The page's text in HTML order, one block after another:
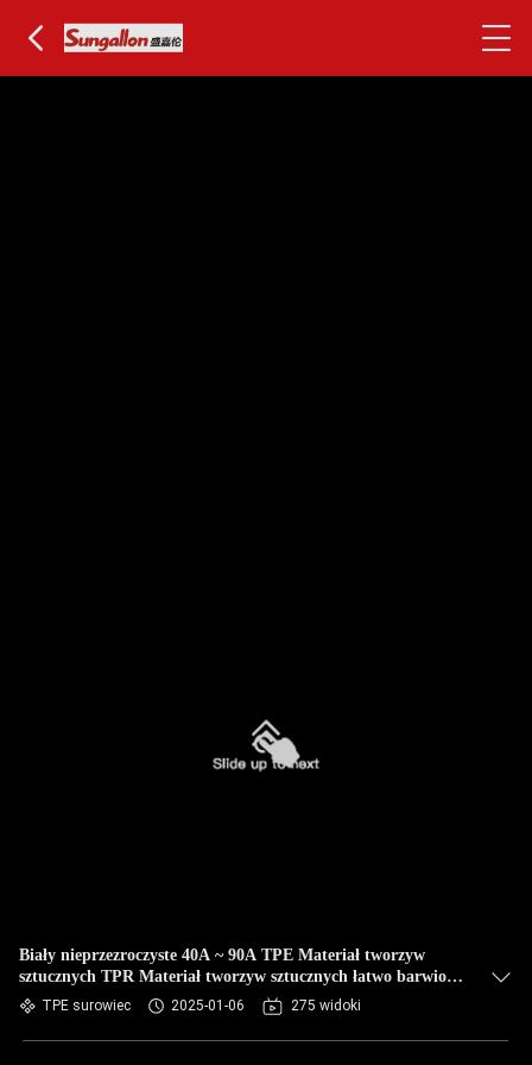
Biały nieprzezroczyste 40A ~ 90A TPE Materiał tworzyw
sztucznych TPR Materiał tworzyw sztucznych łatwo barwiony
do przelosowania
TPE surowiec 2025-01-06 275 widoki